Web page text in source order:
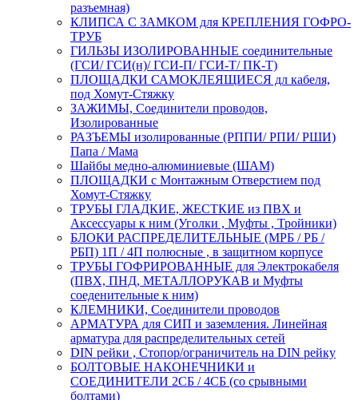
разъемная)
КЛИПСА С ЗАМКОМ для КРЕПЛЕНИЯ ГОФРО-
ТРУБ
ГИЛЬЗЫ ИЗОЛИРОВАННЫЕ соединительные
(ГСИ/ ГСИ(н)/ ГСИ-П/ ГСИ-Т/ ПК-Т)
ПЛОЩАДКИ САМОКЛЕЯЩИЕСЯ дл кабеля,
под Хомут-Стяжку
ЗАЖИМЫ, Соединители проводов,
Изолированные
РАЗЪЕМЫ изолированные (РППИ/ РПИ/ РШИ)
Папа / Мама
Шайбы медно-алюминиевые (ШАМ)
ПЛОЩАДКИ с Монтажным Отверстием под
Хомут-Стяжку
ТРУБЫ ГЛАДКИЕ, ЖЕСТКИЕ из ПВХ и
Аксессуары к ним (Уголки , Муфты , Тройники)
БЛОКИ РАСПРЕДЕЛИТЕЛЬНЫЕ (МРБ / РБ /
РБП) 1П / 4П полюсные , в защитном корпусе
ТРУБЫ ГОФРИРОВАННЫЕ для Электрокабеля
(ПВХ, ПНД, МЕТАЛЛОРУКАВ и Муфты
соеденительные к ним)
КЛЕМНИКИ, Соединители проводов
АРМАТУРА для СИП и заземления. Линейная
арматура для распределительных сетей
DIN рейки , Стопор/ограничитель на DIN рейку
БОЛТОВЫЕ НАКОНЕЧНИКИ и
СОЕДИНИТЕЛИ 2СБ / 4СБ (со срывными
болтами)